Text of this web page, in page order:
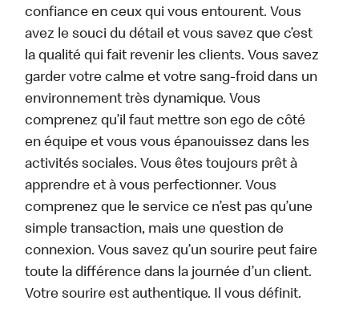
confiance en ceux qui vous entourent. Vous
avez le souci du détail et vous savez que c’est
la qualité qui fait revenir les clients. Vous savez
garder votre calme et votre sang-froid dans un
environnement très dynamique. Vous
comprenez qu’il faut mettre son ego de côté
en équipe et vous vous épanouissez dans les
activités sociales. Vous êtes toujours prêt à
apprendre et à vous perfectionner. Vous
comprenez que le service ce n’est pas qu’une
simple transaction, mais une question de
connexion. Vous savez qu’un sourire peut faire
toute la différence dans la journée d’un client.
Votre sourire est authentique. Il vous définit.